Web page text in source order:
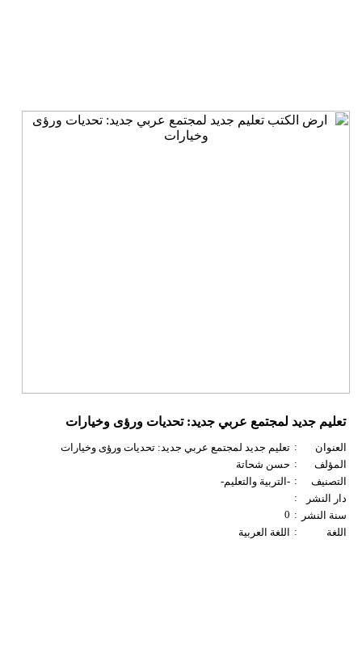
تعليم جديد لمجتمع عربي جديد: تحديات ورؤى وخيارات
العنوان : تعليم جديد لمجتمع عربي جديد: تحديات ورؤى وخيارات
المؤلف
: حسن شحاتة
التصنيف
: -التربية والتعليم-
دار النشر
:
سنة النشر
:
0
اللغة
: اللغة العربية